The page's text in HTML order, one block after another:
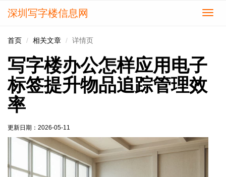
切
深圳写字楼信息网
首页 相关文章 详情页
写字楼办公怎样应用电子
标签提升物品追踪管理效
率
更新日期： 2026-05-11